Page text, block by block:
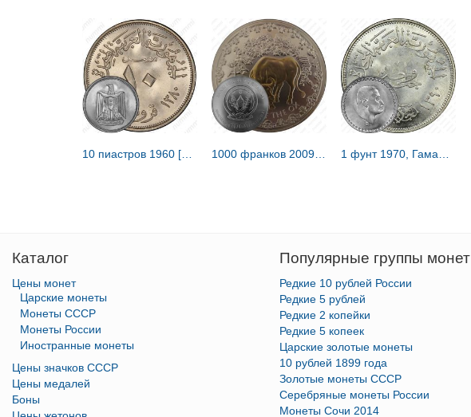
Каталог
Цены монет
Царские монеты
Монеты СССР
Монеты России
Иностранные монеты
Цены значков СССР
Цены медалей
Боны
Популярные группы монет
Редкие 10 рублей России
Редкие 5 рублей
Редкие 2 копейки
Редкие 5 копеек
Царские золотые монеты
10 рублей 1899 года
Золотые монеты СССР
Серебряные монеты России
Монеты Сочи 2014